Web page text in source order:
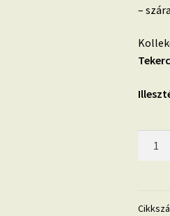
–
betűk